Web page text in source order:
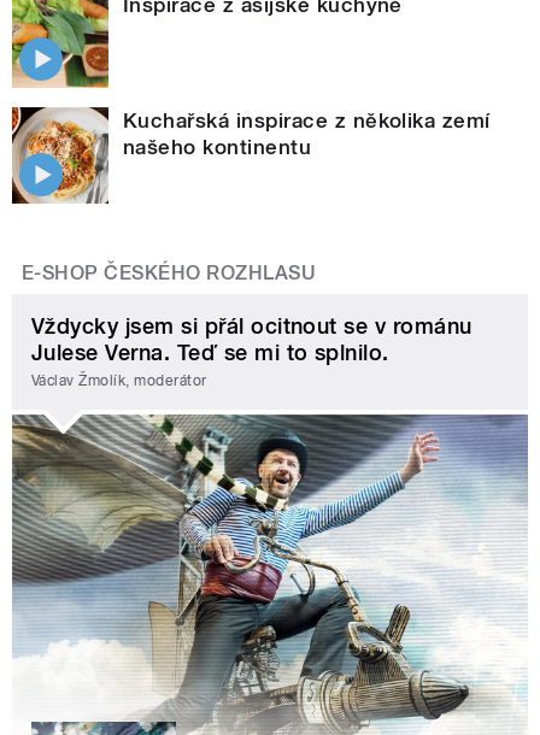
Kuchařská inspirace z několika zemí
našeho kontinentu
E-SHOP ČESKÉHO ROZHLASU
Vždycky jsem si přál ocitnout se v románu
Julese Verna. Teď se mi to splnilo.
Václav Žmolík, moderátor